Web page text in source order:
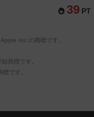
39 PT
Inc.の商標です。
商標です。
です。